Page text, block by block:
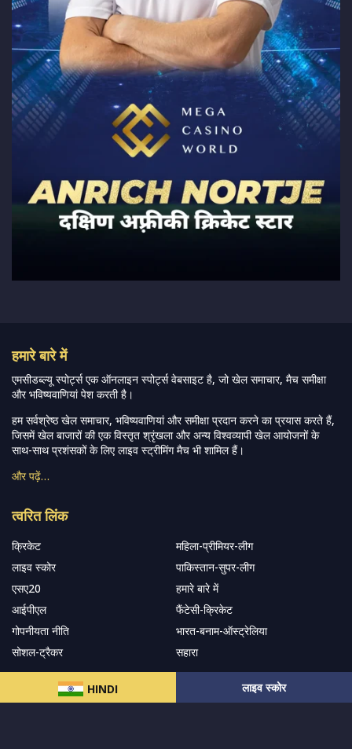
HINDI लाइव स्कोर
हमारे बारे में
एमसीडब्ल्यू स्पोर्ट्स एक ऑनलाइन स्पोर्ट्स वेबसाइट है, जो खेल समाचार, मैच समीक्षा
और भविष्यवाणियां पेश करती है।
हम सर्वश्रेष्ठ खेल समाचार, भविष्यवाणियां और समीक्षा प्रदान करने का प्रयास करते हैं,
जिसमें खेल बाजारों की एक विस्तृत श्रृंखला और अन्य विश्वव्यापी खेल आयोजनों के
साथ-साथ प्रशंसकों के लिए लाइव स्ट्रीमिंग मैच भी शामिल हैं।
और पढ़ें…
त्वरित लिंक
क्रिकेट
महिला-प्रीमियर-लीग
लाइव स्कोर
पाकिस्तान-सुपर-लीग
एसए20
हमारे बारे में
आईपीएल
फैंटेसी-क्रिकेट
गोपनीयता नीति
भारत-बनाम-ऑस्ट्रेलिया
सोशल-ट्रैकर
सहारा
हमारे समाचार पत्र के सदस्य बनें